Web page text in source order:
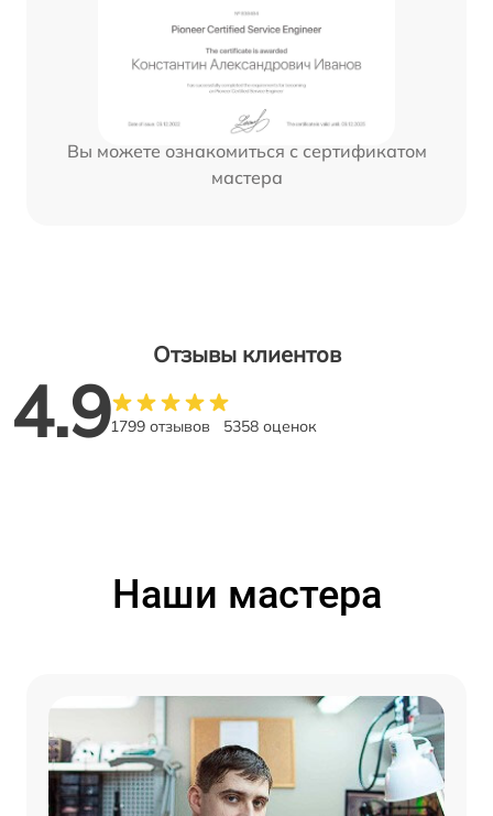
Вы можете ознакомиться с сертификатом
мастера
Отзывы клиентов
4.91799 отзывов 5358 оценок
Наши мастера